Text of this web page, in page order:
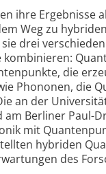
ihre Ergebnisse
Weg zu
drei
kombinieren:
die
Phononen, die
an der
am Berliner Paul-
mit
hybriden
des